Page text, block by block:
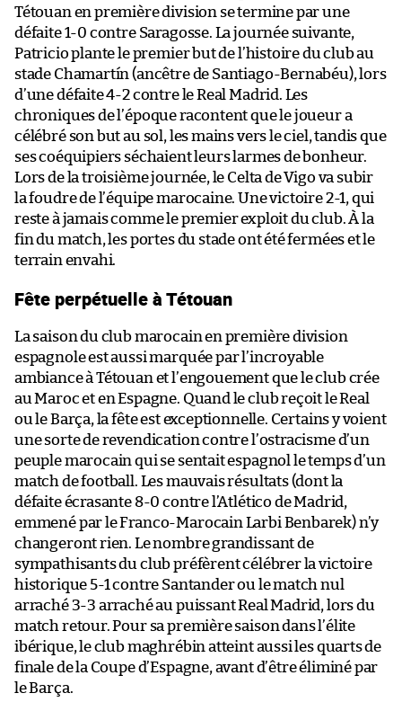
Tétouan en première division se termine par une
défaite 1-0 contre Saragosse. La journée suivante,
Patricio plante le premier but de l’histoire du club au
stade Chamartín (ancêtre de Santiago-Bernabéu), lors
d’une défaite 4-2 contre le Real Madrid. Les
chroniques de l’époque racontent que le joueur a
célébré son but au sol, les mains vers le ciel, tandis que
ses coéquipiers séchaient leurs larmes de bonheur.
Lors de la troisième journée, le Celta de Vigo va subir
la foudre de l’équipe marocaine. Une victoire 2-1, qui
reste à jamais comme le premier exploit du club. À la
fin du match, les portes du stade ont été fermées et le
terrain envahi.
Fête perpétuelle à Tétouan
La saison du club marocain en première division
espagnole est aussi marquée par l’incroyable
ambiance à Tétouan et l’engouement que le club crée
au Maroc et en Espagne. Quand le club reçoit le Real
ou le Barça, la fête est exceptionnelle. Certains y voient
une sorte de revendication contre l’ostracisme d’un
peuple marocain qui se sentait espagnol le temps d’un
match de football. Les mauvais résultats (dont la
défaite écrasante 8-0 contre l’Atlético de Madrid,
emmené par le Franco-Marocain Larbi Benbarek) n’y
changeront rien. Le nombre grandissant de
sympathisants du club préfèrent célébrer la victoire
historique 5-1 contre Santander ou le match nul
arraché 3-3 arraché au puissant Real Madrid, lors du
match retour. Pour sa première saison dans l’élite
ibérique, le club maghrébin atteint aussi les quarts de
finale de la Coupe d’Espagne, avant d’être éliminé par
le Barça.